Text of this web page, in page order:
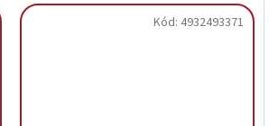
Kód: 4932493371